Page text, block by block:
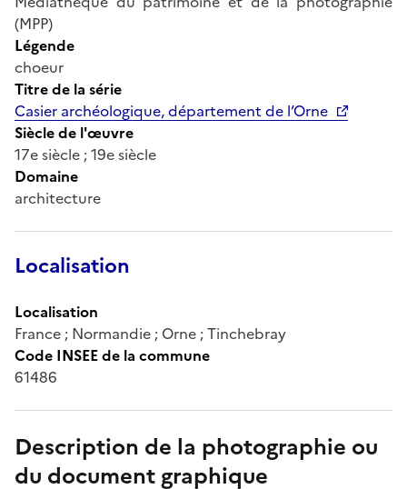
(MPP)
Légende
choeur
Titre de la série
Casier archéologique, département de l’Orne
Siècle de l'œuvre
17e siècle ; 19e siècle
Domaine
architecture
Localisation
Localisation
France ; Normandie ; Orne ; Tinchebray
Code INSEE de la commune
61486
Description de la photographie ou
du document graphique